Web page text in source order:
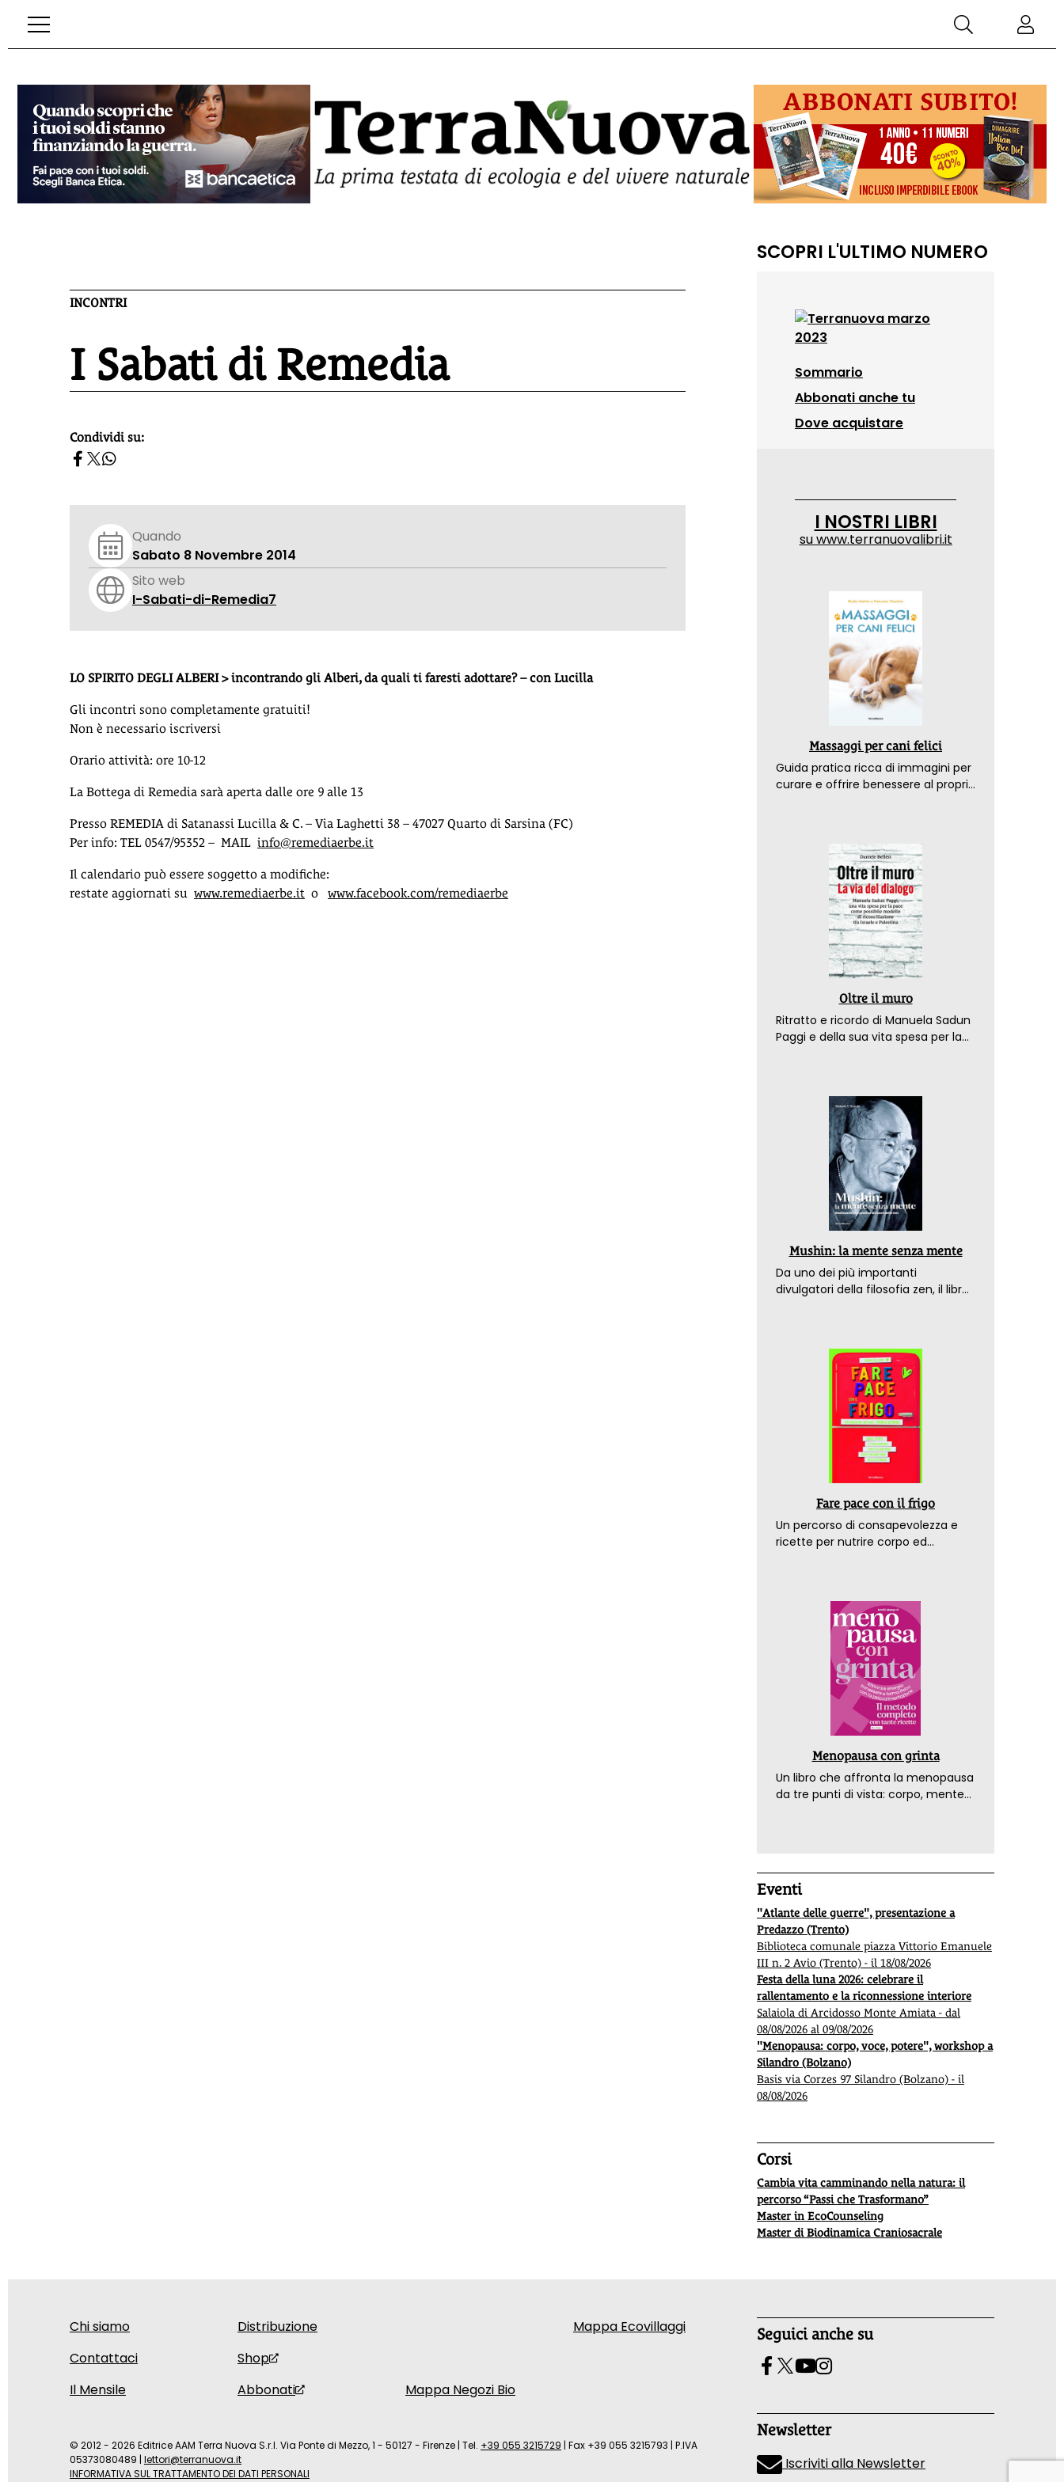
INCONTRI
I Sabati di Remedia
homepage h2
Condividi su:
Quando
Sabato 8 Novembre 2014
Sito web
I-Sabati-di-Remedia7
LO SPIRITO DEGLI ALBERI > incontrando gli Alberi, da quali ti faresti adottare? – con Lucilla
Gli incontri sono completamente gratuiti!
Non è necessario iscriversi
Orario attività: ore 10-12
La Bottega di Remedia sarà aperta dalle ore 9 alle 13
Presso REMEDIA di Satanassi Lucilla & C. – Via Laghetti 38 – 47027 Quarto di Sarsina (FC)
Per info: TEL 0547/95352 – MAIL info@remediaerbe.it
Il calendario può essere soggetto a modifiche:
restate aggiornati su www.remediaerbe.it o www.facebook.com/remediaerbe
SCOPRI L'ULTIMO NUMERO
Sommario
Abbonati anche tu
Dove acquistare
I NOSTRI LIBRI
suwww.terranuovalibri.it
Massaggi per cani felici
Guida pratica ricca di immagini per
curare e offrire benessere al proprio
Oltre il muro
Ritratto e ricordo di Manuela Sadun
Paggi e della sua vita spesa per la
Mushin: la mente senza mente
Da uno dei più importanti
divulgatori della filosofia zen, il libro
Fare pace con il frigo
Un percorso di consapevolezza e
ricette per nutrire corpo ed
Menopausa con grinta
Un libro che affronta la menopausa
da tre punti di vista: corpo, mente
Eventi
"Atlante delle guerre", presentazione a
Predazzo (Trento)
Biblioteca comunale piazza Vittorio Emanuele
III n. 2 Avio (Trento) - il 18/08/2026
Festa della luna 2026: celebrare il
rallentamento e la riconnessione interiore
Salaiola di Arcidosso Monte Amiata - dal
08/08/2026 al 09/08/2026
"Menopausa: corpo, voce, potere", workshop a
Silandro (Bolzano)
Basis via Corzes 97 Silandro (Bolzano) - il
08/08/2026
Corsi
Cambia vita camminando nella natura: il
percorso “Passi che Trasformano”
Master in EcoCounseling
Master di Biodinamica Craniosacrale
Chi siamo
Contattaci
Il Mensile
Distribuzione
Shop
Abbonati
Mappa Negozi Bio
Mappa Ecovillaggi Seguici anche su
Newsletter
Iscriviti alla Newsletter
© 2012 - 2026 Editrice AAM Terra Nuova S.r.l. Via Ponte di Mezzo, 1 - 50127 - Firenze | Tel. +39 055 3215729 | Fax +39 055 3215793 | P.IVA
05373080489 | lettori@terranuova.it
INFORMATIVA SUL TRATTAMENTO DEI DATI PERSONALI